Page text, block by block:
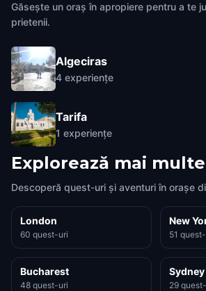
Găsește un oraș în apropiere pentru a te
prietenii.
Algeciras
4 experiențe
Tarifa
1 experiențe
Explorează mai
Descoperă quest-uri și aventuri în orașe
London
60 quest-uri
New
51
Bucharest
48 quest-uri
Sydney
29